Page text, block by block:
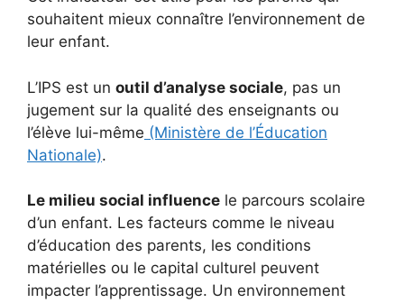
souhaitent mieux connaître l’environnement de
leur enfant.
L’IPS est un outil d’analyse sociale, pas un
jugement sur la qualité des enseignants ou
l’élève lui-même (Ministère de l’Éducation
Nationale).
Le milieu social influence le parcours scolaire
d’un enfant. Les facteurs comme le niveau
d’éducation des parents, les conditions
matérielles ou le capital culturel peuvent
impacter l’apprentissage. Un environnement